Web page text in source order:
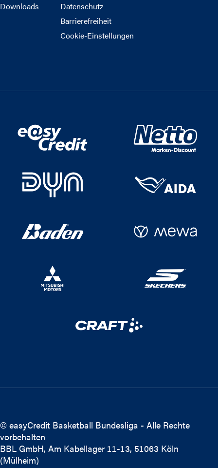
Downloads
Datenschutz
Barrierefreiheit
Cookie-Einstellungen
© easyCredit Basketball Bundesliga - Alle Rechte
vorbehalten
BBL GmbH, Am Kabellager 11-13, 51063 Köln
(Mülheim)